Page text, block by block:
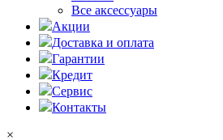
Все аксессуары
Акции
Доставка и оплата
Гарантии
Кредит
Сервис
Контакты
×